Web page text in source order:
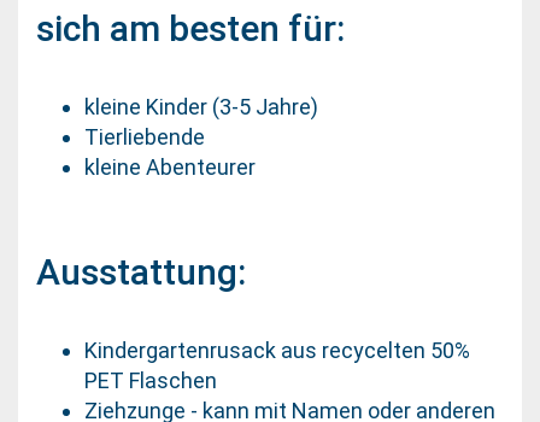
sich am besten für:
kleine Kinder (3-5 Jahre)
Tierliebende
kleine Abenteurer
Ausstattung:
Kindergartenrusack aus recycelten 50%
PET Flaschen
Ziehzunge - kann mit Namen oder anderen